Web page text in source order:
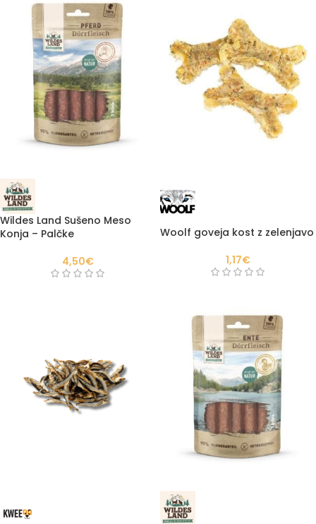
Wildes Land Sušeno Meso
Konja – Palčke
4,50€
Woolf goveja kost z zelenjavo
1,17€